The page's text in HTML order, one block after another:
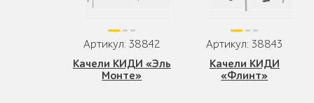
Артикул: 38842
Качели КИДИ «Эль
Монте»
Артикул: 38843
Качели КИДИ
«Флинт»